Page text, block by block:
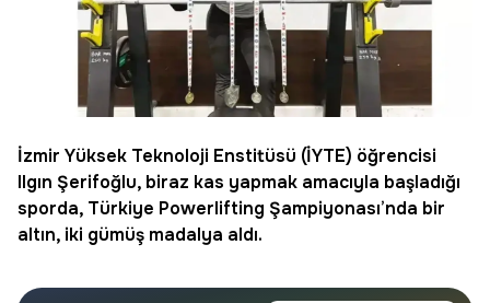
İzmir Yüksek Teknoloji Enstitüsü (İYTE) öğrencisi
Ilgın Şerifoğlu, biraz kas yapmak amacıyla başladığı
sporda, Türkiye Powerlifting Şampiyonası’nda bir
altın, iki gümüş madalya aldı.